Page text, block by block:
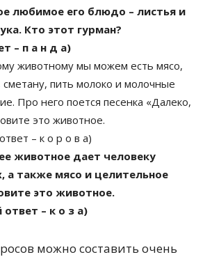
любимое его блюдо – листья и
Кто этот гурман?
– п а н д а)
животному мы можем есть мясо,
сметану, пить молоко и молочные
Про него поется песенка «Далеко,
это животное.
– к о р о в а)
животное дает человеку
а также мясо и целительное
это животное.
– к о з а)
можно составить очень